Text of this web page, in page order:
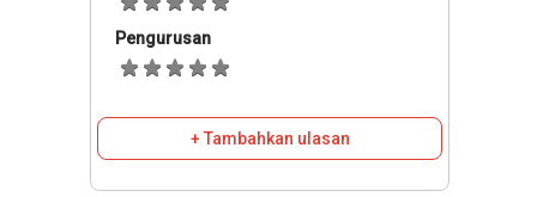
Pengurusan
+ Tambahkan ulasan